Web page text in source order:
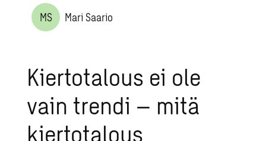
MS Mari Saario
Kiertotalous ei ole
vain trendi – mitä
kiertotalous